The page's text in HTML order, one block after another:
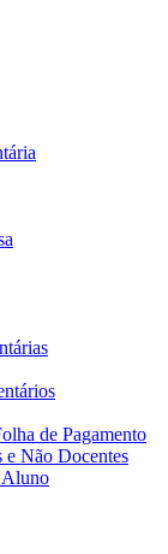
de Pagamento
e Não Docentes
Aluno